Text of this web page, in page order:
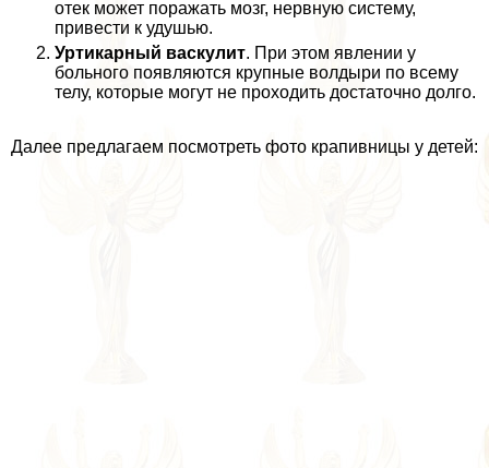
отек может поражать мозг, нервную систему,
привести к удушью.
Уртикарный васкулит. При этом явлении у
больного появляются крупные волдыри по всему
телу, которые могут не проходить достаточно долго.
Далее предлагаем посмотреть фото крапивницы у детей: